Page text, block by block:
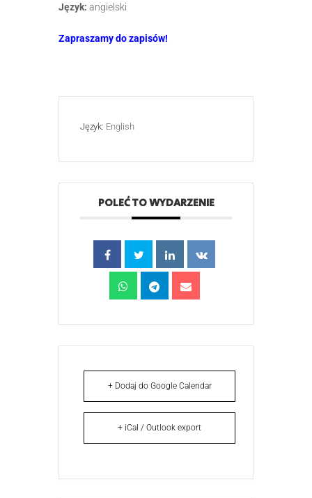
Język: angielski
Zapraszamy do zapisów!
Język: English
POLEĆ TO WYDARZENIE
+ Dodaj do Google Calendar
+ iCal / Outlook export